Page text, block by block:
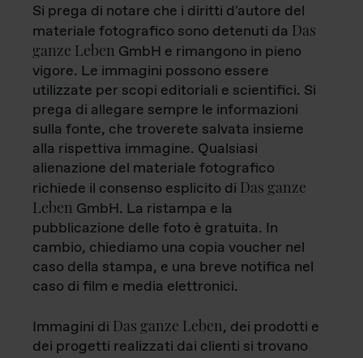
Si prega di notare che i diritti d'autore del
materiale fotografico sono detenuti da Das
ganze Leben GmbH e rimangono in pieno
vigore. Le immagini possono essere
utilizzate per scopi editoriali e scientifici. Si
prega di allegare sempre le informazioni
sulla fonte, che troverete salvata insieme
alla rispettiva immagine. Qualsiasi
alienazione del materiale fotografico
richiede il consenso esplicito di Das ganze
Leben GmbH. La ristampa e la
pubblicazione delle foto è gratuita. In
cambio, chiediamo una copia voucher nel
caso della stampa, e una breve notifica nel
caso di film e media elettronici.
Immagini di Das ganze Leben, dei prodotti e
dei progetti realizzati dai clienti si trovano